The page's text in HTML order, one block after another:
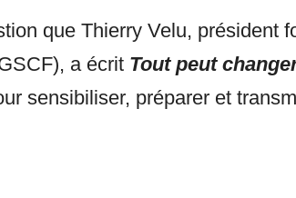
que Thierry Velu, président
a écrit Tout peut
sensibiliser, préparer et